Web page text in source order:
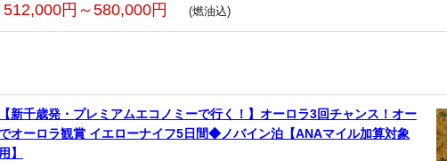
512,000円～580,000円 (燃油込)
【新千歳発・プレミアムエコノミーで行く！】オーロラ3回チャンス！オー
オーロラ観賞 イエローナイフ5日間◆ノバイン泊【ANAマイル加算対象
】